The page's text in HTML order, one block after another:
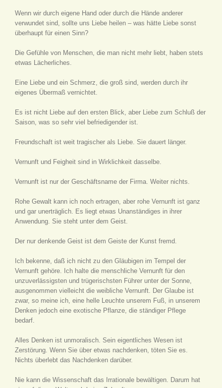
Wenn wir durch eigene Hand oder durch die Hände anderer
verwundet sind, sollte uns Liebe heilen – was hätte Liebe sonst
überhaupt für einen Sinn?
Die Gefühle von Menschen, die man nicht mehr liebt, haben stets
etwas Lächerliches.
Eine Liebe und ein Schmerz, die groß sind, werden durch ihr
eigenes Übermaß vernichtet.
Es ist nicht Liebe auf den ersten Blick, aber Liebe zum Schluß der
Saison, was so sehr viel befriedigender ist.
Freundschaft ist weit tragischer als Liebe. Sie dauert länger.
Vernunft und Feigheit sind in Wirklichkeit dasselbe.
Vernunft ist nur der Geschäftsname der Firma. Weiter nichts.
Rohe Gewalt kann ich noch ertragen, aber rohe Vernunft ist ganz
und gar unerträglich. Es liegt etwas Unanständiges in ihrer
Anwendung. Sie steht unter dem Geist.
Der nur denkende Geist ist dem Geiste der Kunst fremd.
Ich bekenne, daß ich nicht zu den Gläubigen im Tempel der
Vernunft gehöre. Ich halte die menschliche Vernunft für den
unzuverlässigsten und trügerischsten Führer unter der Sonne,
ausgenommen vielleicht die weibliche Vernunft. Der Glaube ist
zwar, so meine ich, eine helle Leuchte unserem Fuß, in unserem
Denken jedoch eine exotische Pflanze, die ständiger Pflege
bedarf.
Alles Denken ist unmoralisch. Sein eigentliches Wesen ist
Zerstörung. Wenn Sie über etwas nachdenken, töten Sie es.
Nichts überlebt das Nachdenken darüber.
Nie kann die Wissenschaft das Irrationale bewältigen. Darum hat